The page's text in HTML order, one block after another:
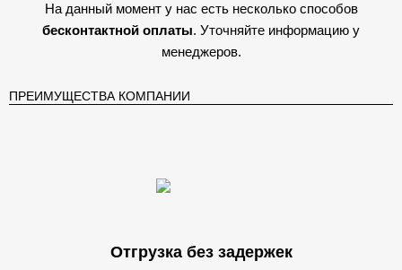
На данный момент у нас есть несколько способов
бесконтактной оплаты. Уточняйте информацию у
менеджеров.
ПРЕИМУЩЕСТВА КОМПАНИИ
Отгрузка без задержек